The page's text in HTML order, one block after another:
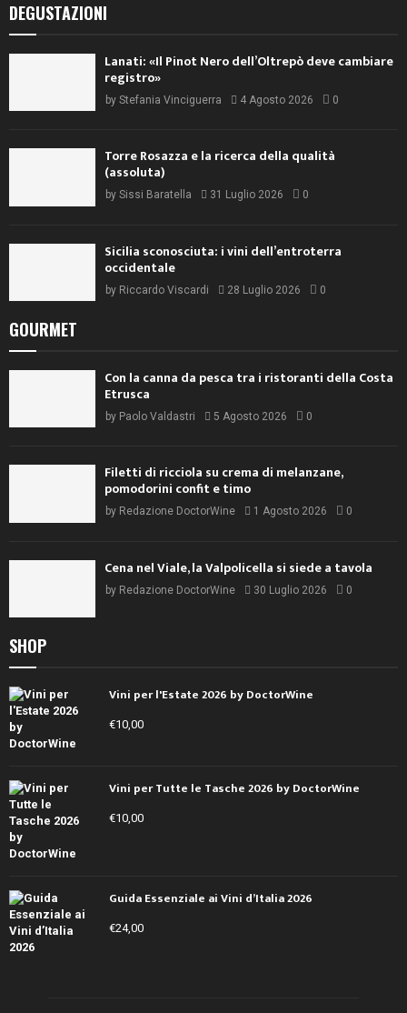
DEGUSTAZIONI
Lanati: «Il Pinot Nero dell’Oltrepò deve cambiare
registro»
by Stefania Vinciguerra 4 Agosto 2026 0
Torre Rosazza e la ricerca della qualità
(assoluta)
by Sissi Baratella 31 Luglio 2026 0
Sicilia sconosciuta: i vini dell’entroterra
occidentale
by Riccardo Viscardi 28 Luglio 2026 0
GOURMET
Con la canna da pesca tra i ristoranti della Costa
Etrusca
by Paolo Valdastri 5 Agosto 2026 0
Filetti di ricciola su crema di melanzane,
pomodorini confit e timo
by Redazione DoctorWine 1 Agosto 2026 0
Cena nel Viale, la Valpolicella si siede a tavola
by Redazione DoctorWine 30 Luglio 2026 0
SHOP
Vini per l'Estate 2026 by DoctorWine
€10,00
Vini per Tutte le Tasche 2026 by DoctorWine
€10,00
Guida Essenziale ai Vini d’Italia 2026
€24,00